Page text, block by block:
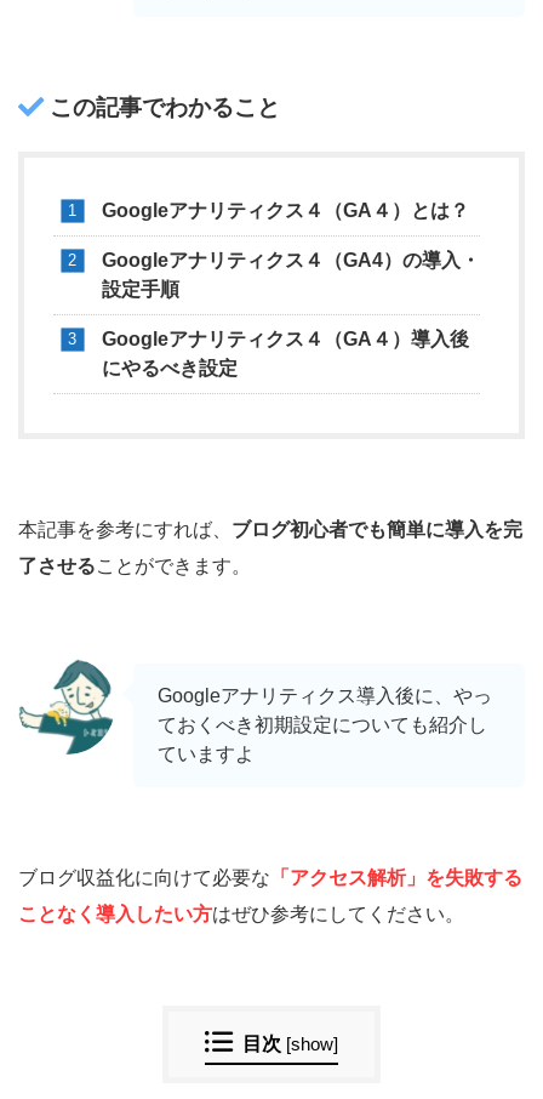
この記事でわかること
Googleアナリティクス４（GA４）とは？
Googleアナリティクス４（GA4）の導入・
設定手順
Googleアナリティクス４（GA４）導入後
にやるべき設定
本記事を参考にすれば、 ブログ初心者でも簡単に導入を完
了させることができます。
Googleアナリティクス導入後に、やっ
ておくべき初期設定についても紹介し
ていますよ
ブログ収益化に向けて必要な 「アクセス解析」を失敗する
ことなく導入したい方はぜひ参考にしてください。
目次 [show]